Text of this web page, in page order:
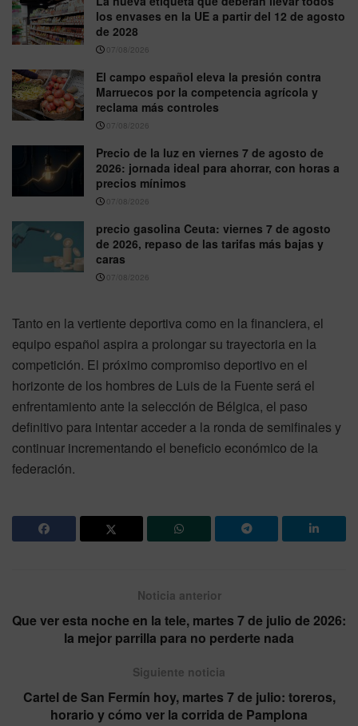
los envases en la UE a partir del 12 de agosto
de 2028
07/08/2026
El campo español eleva la presión contra
Marruecos por la competencia agrícola y
reclama más controles
07/08/2026
Precio de la luz en viernes 7 de agosto de
2026: jornada ideal para ahorrar, con horas a
precios mínimos
07/08/2026
precio gasolina Ceuta: viernes 7 de agosto
de 2026, repaso de las tarifas más bajas y
caras
07/08/2026
Tanto en la vertiente deportiva como en la financiera, el
equipo español aspira a prolongar su trayectoria en la
competición. El próximo compromiso deportivo en el
horizonte de los hombres de Luis de la Fuente será el
enfrentamiento ante la selección de Bélgica, el paso
definitivo para intentar acceder a la ronda de semifinales y
continuar incrementando el beneficio económico de la
federación.
Noticia anterior
Que ver esta noche en la tele, martes 7 de julio de 2026:
la mejor parrilla para no perderte nada
Siguiente noticia
Cartel de San Fermín hoy, martes 7 de julio: toreros,
horario y cómo ver la corrida de Pamplona